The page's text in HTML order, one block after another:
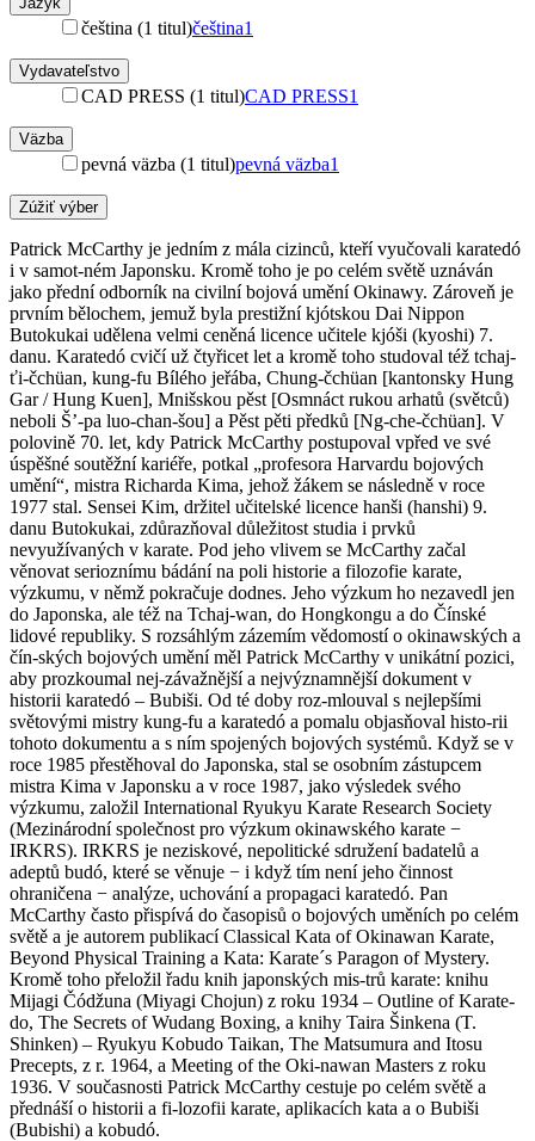
čeština (1 titul)čeština1
Vydavateľstvo
CAD PRESS (1 titul)CAD PRESS1
Väzba
pevná väzba (1 titul)pevná väzba1
Zúžiť výber
Patrick McCarthy je jedním z mála cizinců, kteří vyučovali karatedó
i v samot-ném Japonsku. Kromě toho je po celém světě uznáván
jako přední odborník na civilní bojová umění Okinawy. Zároveň je
prvním bělochem, jemuž byla prestižní kjótskou Dai Nippon
Butokukai udělena velmi ceněná licence učitele kjóši (kyoshi) 7.
danu. Karatedó cvičí už čtyřicet let a kromě toho studoval též tchaj-
ťi-čchüan, kung-fu Bílého jeřába, Chung-čchüan [kantonsky Hung
Gar / Hung Kuen], Mnišskou pěst [Osmnáct rukou arhatů (světců)
neboli Š’-pa luo-chan-šou] a Pěst pěti předků [Ng-che-čchüan]. V
polovině 70. let, kdy Patrick McCarthy postupoval vpřed ve své
úspěšné soutěžní kariéře, potkal „profesora Harvardu bojových
umění“, mistra Richarda Kima, jehož žákem se následně v roce
1977 stal. Sensei Kim, držitel učitelské licence hanši (hanshi) 9.
danu Butokukai, zdůrazňoval důležitost studia i prvků
nevyužívaných v karate. Pod jeho vlivem se McCarthy začal
věnovat serioznímu bádání na poli historie a filozofie karate,
výzkumu, v němž pokračuje dodnes. Jeho výzkum ho nezavedl jen
do Japonska, ale též na Tchaj-wan, do Hongkongu a do Čínské
lidové republiky. S rozsáhlým zázemím vědomostí o okinawských a
čín-ských bojových umění měl Patrick McCarthy v unikátní pozici,
aby prozkoumal nej-závažnější a nejvýznamnější dokument v
historii karatedó – Bubiši. Od té doby roz-mlouval s nejlepšími
světovými mistry kung-fu a karatedó a pomalu objasňoval histo-rii
tohoto dokumentu a s ním spojených bojových systémů. Když se v
roce 1985 přestěhoval do Japonska, stal se osobním zástupcem
mistra Kima v Japonsku a v roce 1987, jako výsledek svého
výzkumu, založil International Ryukyu Karate Research Society
(Mezinárodní společnost pro výzkum okinawského karate −
IRKRS). IRKRS je neziskové, nepolitické sdružení badatelů a
adeptů budó, které se věnuje − i když tím není jeho činnost
ohraničena − analýze, uchování a propagaci karatedó. Pan
McCarthy často přispívá do časopisů o bojových uměních po celém
světě a je autorem publikací Classical Kata of Okinawan Karate,
Beyond Physical Training a Kata: Karate´s Paragon of Mystery.
Kromě toho přeložil řadu knih japonských mis-trů karate: knihu
Mijagi Čódžuna (Miyagi Chojun) z roku 1934 – Outline of Karate-
do, The Secrets of Wudang Boxing, a knihy Taira Šinkena (T.
Shinken) – Ryukyu Kobudo Taikan, The Matsumura and Itosu
Precepts, z r. 1964, a Meeting of the Oki-nawan Masters z roku
1936. V současnosti Patrick McCarthy cestuje po celém světě a
přednáší o historii a fi-lozofii karate, aplikacích kata a o Bubiši
(Bubishi) a kobudó.